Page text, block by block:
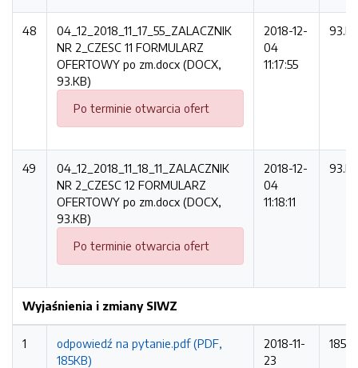
48
04_12_2018_11_17_55_ZALACZNIK
NR 2_CZESC 11 FORMULARZ
OFERTOWY po zm.docx (DOCX,
93.KB)
Po terminie otwarcia ofert
2018-12-
04
11:17:55
49
04_12_2018_11_18_11_ZALACZNIK
NR 2_CZESC 12 FORMULARZ
OFERTOWY po zm.docx (DOCX,
93.KB)
Po terminie otwarcia ofert
2018-12-
04
11:18:11
Wyjaśnienia i zmiany SIWZ
1
odpowiedź na pytanie.pdf (PDF,
185KB)
2018-11-
23